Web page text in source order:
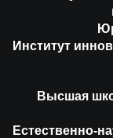
Институт
Высшая
Естественно-